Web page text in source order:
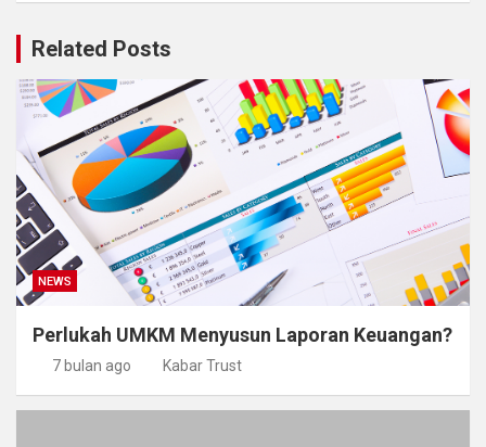
Related Posts
NEWS
Perlukah UMKM Menyusun Laporan Keuangan?
7 bulan ago Kabar Trust